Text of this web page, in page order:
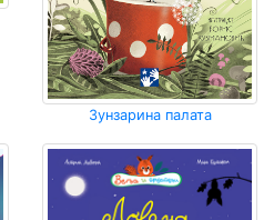
Зунзарина палата